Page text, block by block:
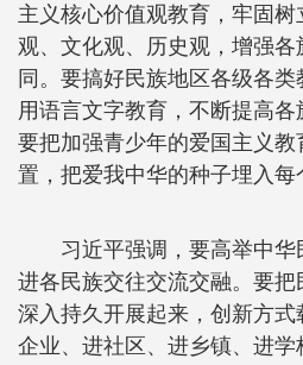
主义核心价值观教育，牢固
观、文化观、历史观，增强
同。要搞好民族地区各级各
用语言文字教育，不断提高各
要把加强青少年的爱国主义
置，把爱我中华的种子埋入每
习近平强调，要高举中
进各民族交往交流交融。要
深入持久开展起来，创新方
企业、进社区、进乡镇、进